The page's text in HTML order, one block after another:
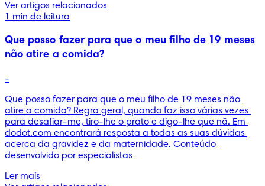
Ver artigos relacionados
1 min de leitura
Que posso fazer para que o meu filho de 19 meses
não atire a comida?
-
Que posso fazer para que o meu filho de 19 meses não
atire a comida? Regra geral, quando faz isso várias vezes
para desafiar-me, tiro-lhe o prato e digo-lhe que nã. Em
dodot.com encontrará resposta a todas as suas dúvidas
acerca da gravidez e da maternidade. Conteúdo
desenvolvido por especialistas
Ler mais